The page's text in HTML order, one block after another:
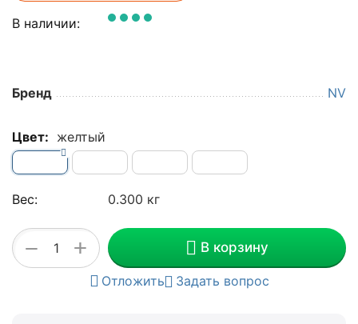
В наличии:
Бренд NV
Цвет: желтый
Вес: 0.300 кг
+
− В корзину
Отложить Задать вопрос